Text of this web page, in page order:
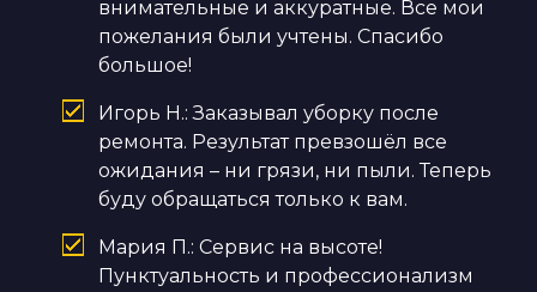
внимательные и аккуратные. Все мои
пожелания были учтены. Спасибо
большое!
Игорь Н.: Заказывал уборку после
ремонта. Результат превзошёл все
ожидания – ни грязи, ни пыли. Теперь
буду обращаться только к вам.
Мария П.: Сервис на высоте!
Пунктуальность и профессионализм